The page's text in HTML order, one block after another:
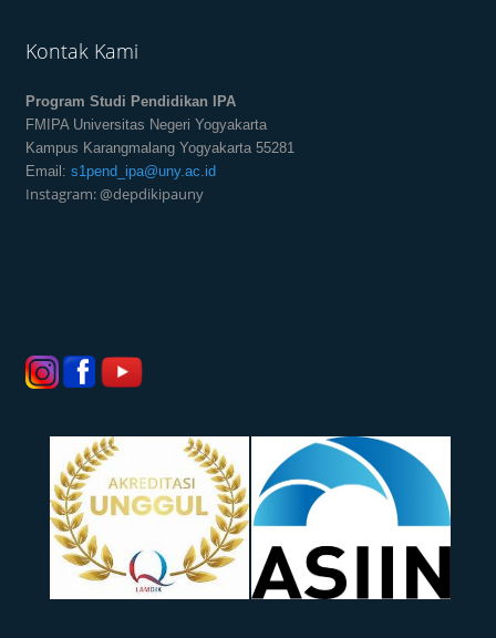
Kontak Kami
Program Studi Pendidikan IPA
FMIPA Universitas Negeri Yogyakarta
Kampus Karangmalang Yogyakarta 55281
Email:s1pend_ipa@uny.ac.id
Instagram: @depdikipauny